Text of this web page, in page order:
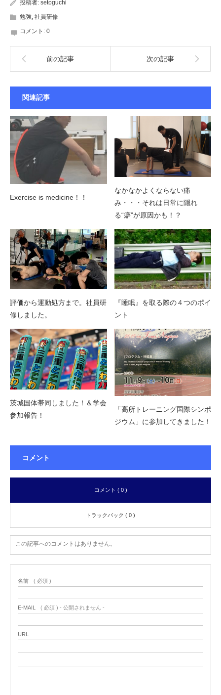
投稿者: setoguchi
勉強 社員研修
コメント: 0
前の記事 次の記事
関連記事
Exercise is medicine！！
なかなかよくならない痛
み・・・それは日常に隠れ
る“癖”が原因かも！？
評価から運動処方まで。社員研
修しました。
『睡眠』を取る際の４つのポイ
ント
茨城国体帯同しました！＆学会
参加報告！
「高所トレーニング国際シンポ
ジウム」に参加してきました！
コメント
コメント ( 0 )
トラックバック ( 0 )
この記事へのコメントはありません。
名前 ( 必須 )
E-MAIL ( 必須 ) - 公開されません -
URL